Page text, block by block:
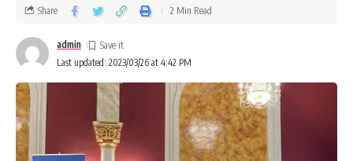
Last updated: 2023/03/26 at 4:42 PM
admin
Share 2 Min Read